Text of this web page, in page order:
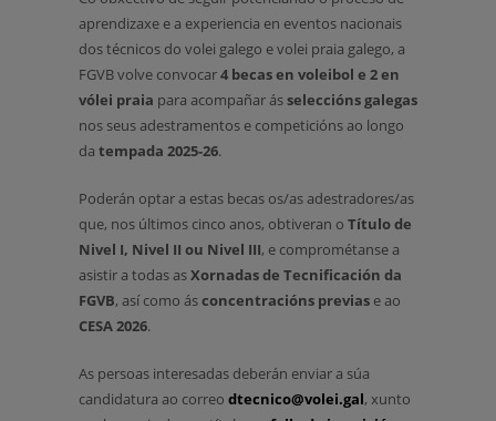
aprendizaxe e a experiencia en eventos nacionais
dos técnicos do volei galego e volei praia galego, a
FGVB volve convocar4 becas en voleibol e 2 en
vólei praia para acompañar ásseleccións galegas
nos seus adestramentos e competicións ao longo
da tempada 2025-26.
Poderán optar a estas becas os/as adestradores/as
que, nos últimos cinco anos, obtiveran o Título de
Nivel I, Nivel II ou Nivel III, e comprométanse a
asistir a todas asXornadas de Tecnificación da
FGVB, así como ásconcentracións previas e ao
CESA 2026.
As persoas interesadas deberán enviar a súa
candidatura ao correo dtecnico@volei.gal, xunto